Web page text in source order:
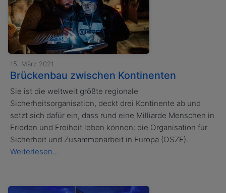
15. März 2021
Brückenbau zwischen Kontinenten
Sie ist die weltweit größte regionale
Sicherheitsorganisation, deckt drei Kontinente ab und
setzt sich dafür ein, dass rund eine Milliarde Menschen in
Frieden und Freiheit leben können: die Organisation für
Sicherheit und Zusammenarbeit in Europa (OSZE).
Weiterlesen...